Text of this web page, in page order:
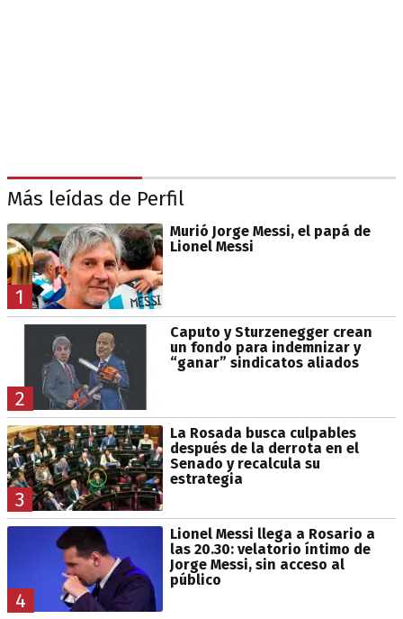
Más leídas de Perfil
1
Murió Jorge Messi, el papá de
Lionel Messi
2
Caputo y Sturzenegger crean
un fondo para indemnizar y
“ganar” sindicatos aliados
3
La Rosada busca culpables
después de la derrota en el
Senado y recalcula su
estrategia
4
Lionel Messi llega a Rosario a
las 20.30: velatorio íntimo de
Jorge Messi, sin acceso al
público